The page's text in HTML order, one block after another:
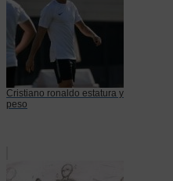
Cristiano ronaldo estatura y
peso